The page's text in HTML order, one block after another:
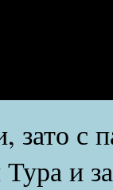
зато с
и